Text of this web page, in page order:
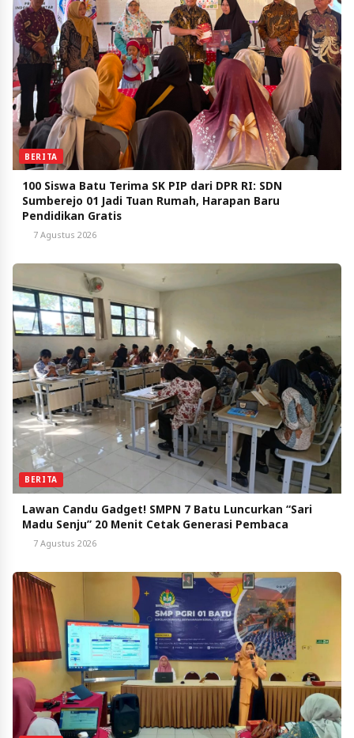
BERITA
100 Siswa Batu Terima SK PIP dari DPR RI: SDN
Sumberejo 01 Jadi Tuan Rumah, Harapan Baru
Pendidikan Gratis
7 Agustus 2026
BERITA
Lawan Candu Gadget! SMPN 7 Batu Luncurkan “Sari
Madu Senju” 20 Menit Cetak Generasi Pembaca
7 Agustus 2026